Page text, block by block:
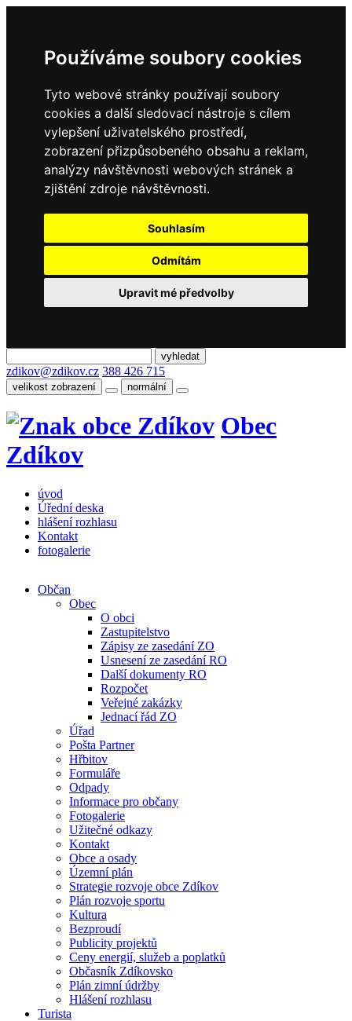
Používáme soubory cookies
Tyto webové stránky používají soubory
cookies a další sledovací nástroje s cílem
vylepšení uživatelského prostředí,
zobrazení přizpůsobeného obsahu a reklam,
analýzy návštěvnosti webových stránek a
zjištění zdroje návštěvnosti.
Souhlasím
Odmítám
Upravit mé předvolby
zdikov@zdikov.cz 388 426 715
velikost zobrazení normální
Obec
Zdíkov
úvod
Úřední deska
hlášení rozhlasu
Kontakt
fotogalerie
Občan
Obec
O obci
Zastupitelstvo
Zápisy ze zasedání ZO
Usnesení ze zasedání RO
Další dokumenty RO
Rozpočet
Veřejné zakázky
Jednací řád ZO
Úřad
Pošta Partner
Hřbitov
Formuláře
Odpady
Informace pro občany
Fotogalerie
Užitečné odkazy
Kontakt
Obce a osady
Územní plán
Strategie rozvoje obce Zdíkov
Plán rozvoje sportu
Kultura
Bezproudí
Publicity projektů
Ceny energií, služeb a poplatků
Občasník Zdíkovsko
Plán zimní údržby
Hlášení rozhlasu
Turista